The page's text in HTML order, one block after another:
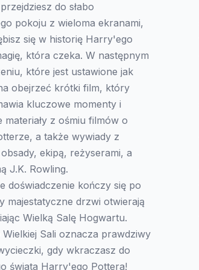
do słabo
pokoju z wieloma ekranami,
się w historię Harry'ego
która czeka. W następnym
które jest ustawione jak
obejrzeć krótki film, który
kluczowe momenty i
materiały z ośmiu filmów o
a także wywiady z
ekipą, reżyserami, a
J.K. Rowling.
doświadczenie kończy się po
majestatyczne drzwi otwierają
Wielką Salę Hogwartu.
Wielkiej Sali oznacza prawdziwy
gdy wkraczasz do
świata Harry'ego Pottera!